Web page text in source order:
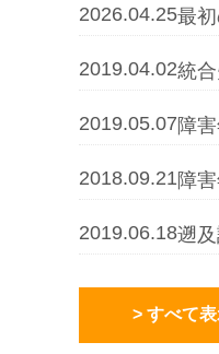
2026.04.25最
2019.04.02統
2019.05.07障
2018.09.21障
2019.06.18遡
> すべて